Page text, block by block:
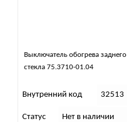
Выключатель обогрева заднего
стекла 75.3710-01.04
Внутренний код 32513
Статус Нет в наличии